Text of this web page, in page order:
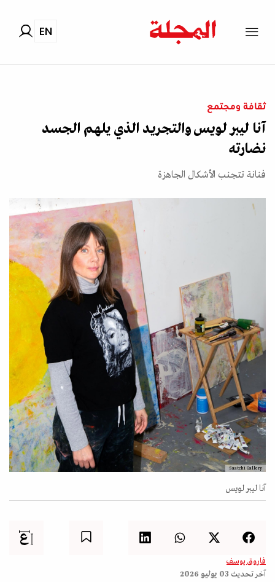
EN
ثقافة ومجتمع
آنا ليبر لويس والتجريد الذي يلهم الجسد
نضارته
فنانة تتجنب الأشكال الجاهزة
Saatchi Gallery
آنا ليبر لويس
فاروق يوسف
آخر تحديث 03 يوليو 2026